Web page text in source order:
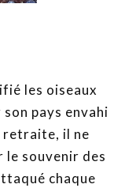
les oiseaux
pays envahi
retraite, il ne
le souvenir des
chaque